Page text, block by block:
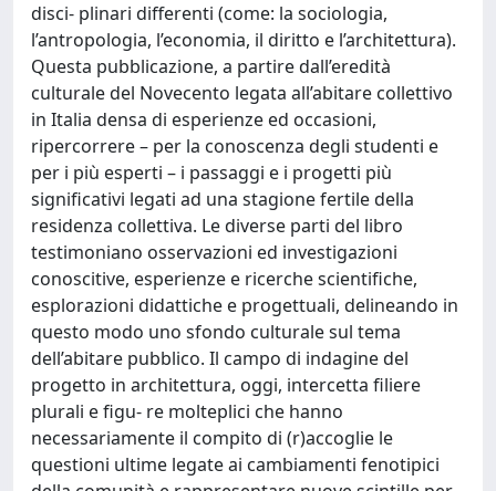
disci- plinari differenti (come: la sociologia,
l’antropologia, l’economia, il diritto e l’architettura).
Questa pubblicazione, a partire dall’eredità
culturale del Novecento legata all’abitare collettivo
in Italia densa di esperienze ed occasioni,
ripercorrere – per la conoscenza degli studenti e
per i più esperti – i passaggi e i progetti più
significativi legati ad una stagione fertile della
residenza collettiva. Le diverse parti del libro
testimoniano osservazioni ed investigazioni
conoscitive, esperienze e ricerche scientifiche,
esplorazioni didattiche e progettuali, delineando in
questo modo uno sfondo culturale sul tema
dell’abitare pubblico. Il campo di indagine del
progetto in architettura, oggi, intercetta filiere
plurali e figu- re molteplici che hanno
necessariamente il compito di (r)accoglie le
questioni ultime legate ai cambiamenti fenotipici